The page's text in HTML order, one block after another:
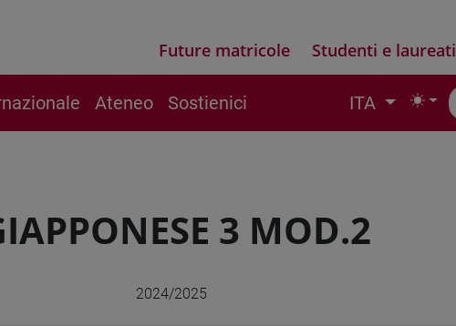
Future matricole Studenti e laureati
Ateneo Sostienici ITA
3 MOD.2
2024/2025